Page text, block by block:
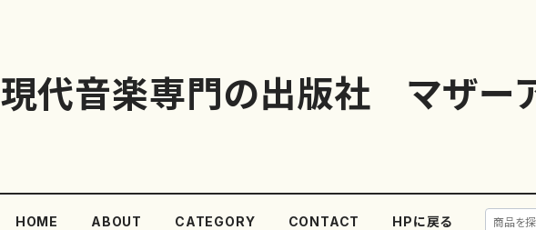
現代音楽専門の出版社 マザー
HOME ABOUT CATEGORY CONTACT HPに戻る